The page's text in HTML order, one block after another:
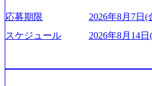
2015年に設立され、前年比205%の
急速な成長を遂げている。 ​ 新規
戦略立案、IT導入までをワンスト
ティングファームである。 ​- 2025
名を擁し、事業拡大を続けている。 「人」にフォーカ
当てたコンサルティング会社とし
育支援サービスを提供している 動画メディア事業を基盤と
して、留学支援・訪日教育旅行・
を展開している Mission:より多く
ラになる Value： INTEGRITY誠実
て伝える、自責かつ利他の精神で
応募期限
2026年8月7日(
スケジュール
2026年8月14